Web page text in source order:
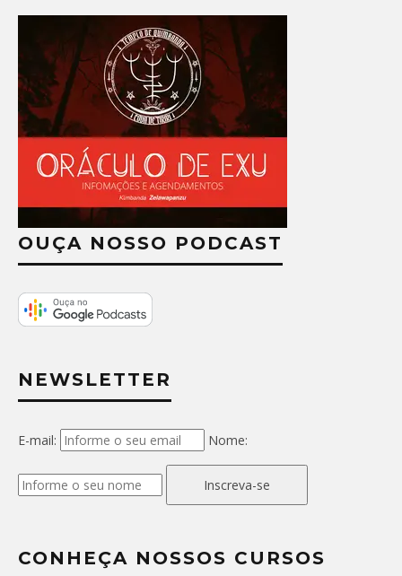
OUÇA NOSSO PODCAST
NEWSLETTER
E-mail: Nome:
Inscreva-se
CONHEÇA NOSSOS CURSOS